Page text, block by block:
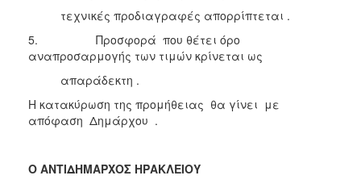
τεχνικές προδιαγραφές απορρίπτεται .
5. Προσφορά που θέτει όρο
αναπροσαρμογής των τιμών κρίνεται ως
απαράδεκτη .
Η κατακύρωση της προμήθειας θα γίνει με
απόφαση Δημάρχου .
Ο ΑΝΤΙΔΗΜΑΡΧΟΣ ΗΡΑΚΛΕΙΟΥ